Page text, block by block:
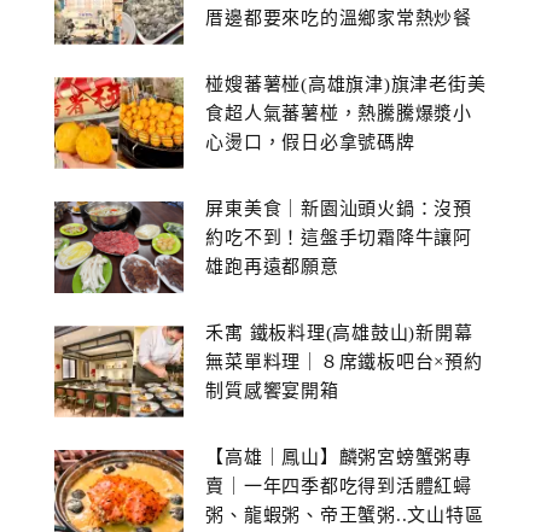
厝邊都要來吃的溫鄉家常熱炒餐
椪嫂蕃薯椪(高雄旗津)旗津老街美
食超人氣蕃薯椪，熱騰騰爆漿小
心燙口，假日必拿號碼牌
屏東美食｜新園汕頭火鍋：沒預
約吃不到！這盤手切霜降牛讓阿
雄跑再遠都願意
禾寓 鐵板料理(高雄鼓山)新開幕
無菜單料理｜８席鐵板吧台×預約
制質感饗宴開箱
【高雄｜鳳山】麟粥宮螃蟹粥專
賣｜一年四季都吃得到活體紅蟳
粥、龍蝦粥、帝王蟹粥..文山特區